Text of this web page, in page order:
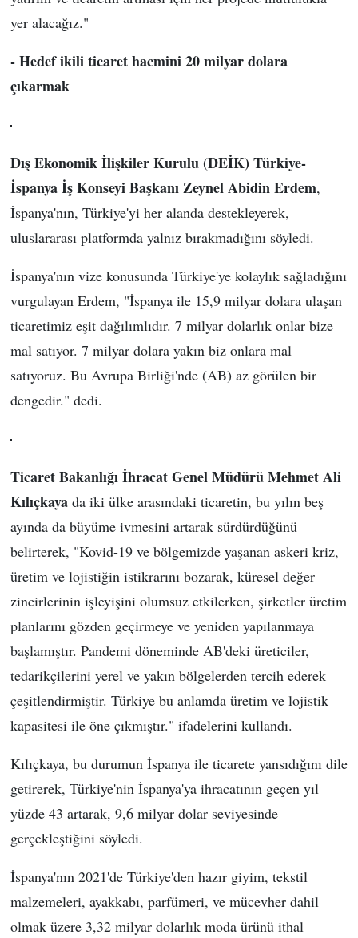
yer alacağız."
- Hedef ikili ticaret hacmini 20 milyar dolara
çıkarmak
Dış Ekonomik İlişkiler Kurulu (DEİK) Türkiye-
İspanya İş Konseyi Başkanı Zeynel Abidin Erdem,
İspanya'nın, Türkiye'yi her alanda destekleyerek,
uluslararası platformda yalnız bırakmadığını söyledi.
İspanya'nın vize konusunda Türkiye'ye kolaylık sağladığını
vurgulayan Erdem, "İspanya ile 15,9 milyar dolara ulaşan
ticaretimiz eşit dağılımlıdır. 7 milyar dolarlık onlar bize
mal satıyor. 7 milyar dolara yakın biz onlara mal
satıyoruz. Bu Avrupa Birliği'nde (AB) az görülen bir
dengedir." dedi.
Ticaret Bakanlığı İhracat Genel Müdürü Mehmet Ali
Kılıçkayada iki ülke arasındaki ticaretin, bu yılın beş
ayında da büyüme ivmesini artarak sürdürdüğünü
belirterek, "Kovid-19 ve bölgemizde yaşanan askeri kriz,
üretim ve lojistiğin istikrarını bozarak, küresel değer
zincirlerinin işleyişini olumsuz etkilerken, şirketler üretim
planlarını gözden geçirmeye ve yeniden yapılanmaya
başlamıştır. Pandemi döneminde AB'deki üreticiler,
tedarikçilerini yerel ve yakın bölgelerden tercih ederek
çeşitlendirmiştir. Türkiye bu anlamda üretim ve lojistik
kapasitesi ile öne çıkmıştır." ifadelerini kullandı.
Kılıçkaya, bu durumun İspanya ile ticarete yansıdığını dile
getirerek, Türkiye'nin İspanya'ya ihracatının geçen yıl
yüzde 43 artarak, 9,6 milyar dolar seviyesinde
gerçekleştiğini söyledi.
İspanya'nın 2021'de Türkiye'den hazır giyim, tekstil
malzemeleri, ayakkabı, parfümeri, ve mücevher dahil
olmak üzere 3,32 milyar dolarlık moda ürünü ithal